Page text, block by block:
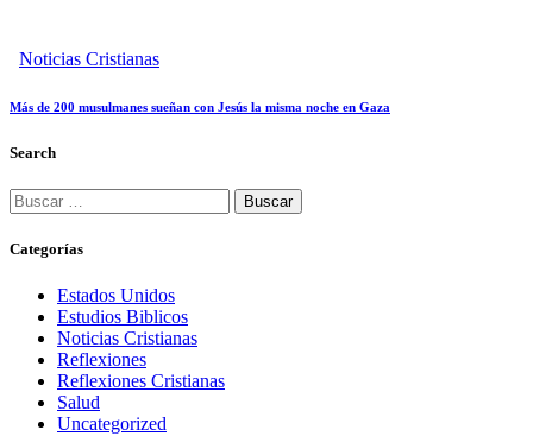
Noticias Cristianas
Más de 200 musulmanes sueñan con Jesús la misma noche en Gaza
Search
Categorías
Estados Unidos
Estudios Biblicos
Noticias Cristianas
Reflexiones
Reflexiones Cristianas
Salud
Uncategorized